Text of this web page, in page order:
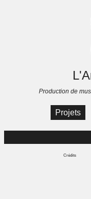
Production de
Projets
Crédits